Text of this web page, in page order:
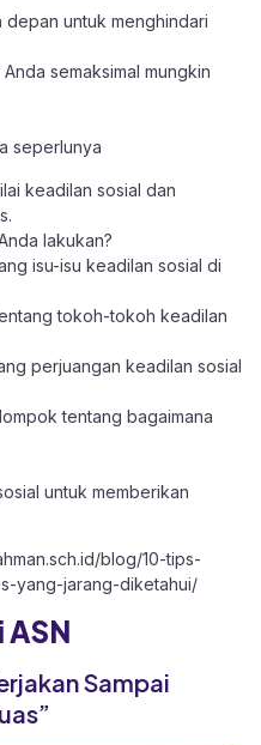
depan untuk menghindari
semaksimal mungkin
seperlunya
keadilan sosial dan
lakukan?
isu-isu keadilan sosial di
tokoh-tokoh keadilan
perjuangan keadilan sosial
tentang bagaimana
untuk memberikan
blog/10-tips-
yang-jarang-diketahui/
ASN
Sampai